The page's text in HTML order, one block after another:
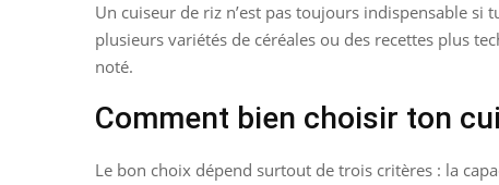
Un cuiseur de riz n’est pas toujours indispensable
plusieurs variétés de céréales ou des recettes plus
noté.
Comment bien choisir ton
Le bon choix dépend surtout de trois critères : la